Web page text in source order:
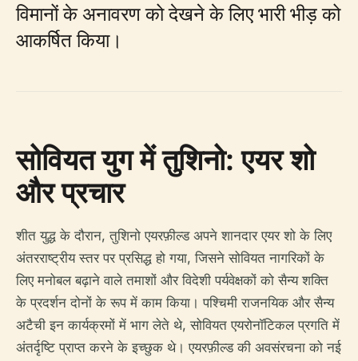
विमानों के अनावरण को देखने के लिए भारी भीड़ को
आकर्षित किया।
सोवियत युग में तुशिनो: एयर शो
और प्रचार
शीत युद्ध के दौरान, तुशिनो एयरफ़ील्ड अपने शानदार एयर शो के लिए
अंतरराष्ट्रीय स्तर पर प्रसिद्ध हो गया, जिसने सोवियत नागरिकों के
लिए मनोबल बढ़ाने वाले तमाशों और विदेशी पर्यवेक्षकों को सैन्य शक्ति
के प्रदर्शन दोनों के रूप में काम किया। पश्चिमी राजनयिक और सैन्य
अटैची इन कार्यक्रमों में भाग लेते थे, सोवियत एयरोनॉटिकल प्रगति में
अंतर्दृष्टि प्राप्त करने के इच्छुक थे। एयरफ़ील्ड की अवसंरचना को नई